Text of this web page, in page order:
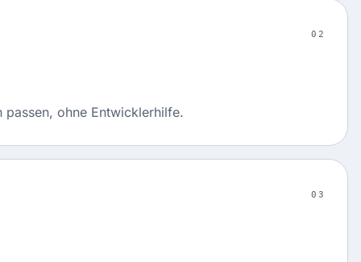
02
passen, ohne Entwicklerhilfe.
03